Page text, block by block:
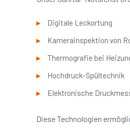
Digitale Leckortung
Kamerainspektion von
Thermografie bei
Hochdruck-Spültechnik
Elektronische
Diese Technologien